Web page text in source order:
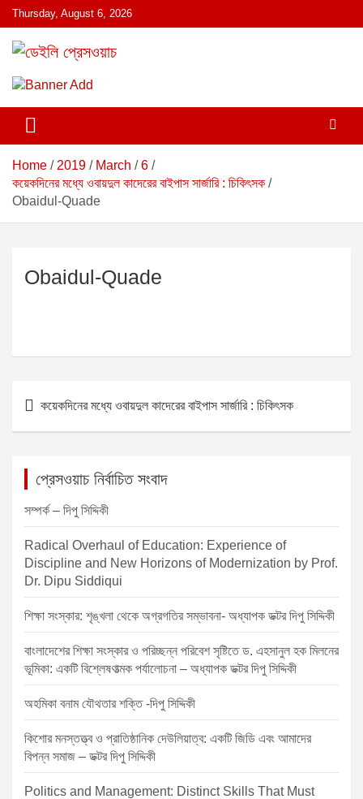
k
t
Thursday, August 6, 2026
ডেইলি প্রেসওয়াচ
Home 2019 March
6
কয়েকদিনের মধ্যে ওবায়দুল কাদেরের বাইপাস সার্জারি : চিকিৎসক
Obaidul-Quade
Obaidul-Quade
P
কয়েকদিনের মধ্যে ওবায়দুল কাদেরের বাইপাস সার্জারি : চিকিৎসক
প্রেসওয়াচ নির্বাচিত সংবাদ
সম্পর্ক – দিপু সিদ্দিকী
Radical Overhaul of Education: Experience of
Discipline and New Horizons of Modernization by Prof.
Dr. Dipu Siddiqui
শিক্ষা সংস্কার: শৃঙ্খলা থেকে অগ্রগতির সম্ভাবনা- অধ্যাপক ডক্টর দিপু সিদ্দিকী
বাংলাদেশের শিক্ষা সংস্কার ও পরিচ্ছন্ন পরিবেশ সৃষ্টিতে ড. এহসানুল হক মিলনের
ভূমিকা: একটি বিশ্লেষণাত্মক পর্যালোচনা – অধ্যাপক ডক্টর দিপু সিদ্দিকী
অহমিকা বনাম যৌথতার শক্তি -দিপু সিদ্দিকী
কিশোর মনস্তত্ত্ব ও প্রাতিষ্ঠানিক দেউলিয়াত্ব: একটি জিডি এবং আমাদের
বিপন্ন সমাজ – ডক্টর দিপু সিদ্দিকী
Politics and Management: Distinct Skills That Must